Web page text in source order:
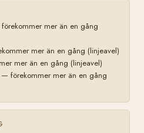
mer än en gång
mer än en gång (linjeavel)
mer än en gång (linjeavel)
— förekommer mer än en gång